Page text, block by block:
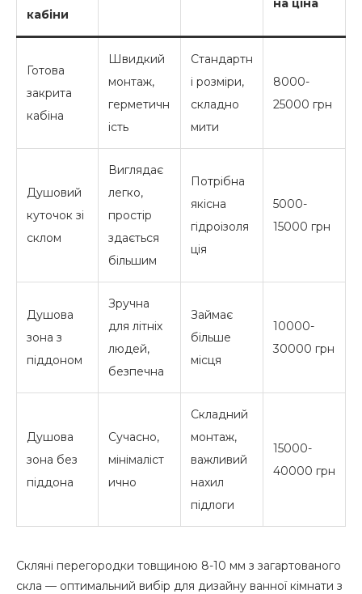
кабіни
на ціна
Готова
закрита
кабіна
Швидкий
монтаж,
герметичн
ість
Стандартн
і розміри,
складно
мити
8000-
25000 грн
Душовий
куточок зі
склом
Виглядає
легко,
простір
здається
більшим
Потрібна
якісна
гідроізоля
ція
5000-
15000 грн
Душова
зона з
піддоном
Зручна
для літніх
людей,
безпечна
Займає
більше
місця
10000-
30000 грн
Душова
зона без
піддона
Сучасно,
мінімаліст
ично
Складний
монтаж,
важливий
нахил
підлоги
15000-
40000 грн
Скляні перегородки товщиною 8-10 мм з загартованого
скла — оптимальний вибір для дизайну ванної кімнати з